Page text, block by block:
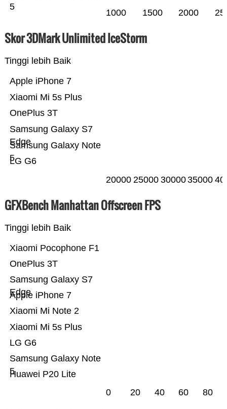
5
1000 1500 2000
Skor 3DMark Unlimited IceStorm
Tinggi lebih Baik
LG G6
Samsung Galaxy Note
5
Samsung Galaxy S7
Edge
OnePlus 3T
Xiaomi Mi 5s Plus
Apple iPhone 7
20000 25000 3000035000
GFXBench Manhattan Offscreen FPS
Tinggi lebih Baik
Huawei P20 Lite
Samsung Galaxy Note
5
LG G6
Xiaomi Mi 5s Plus
Xiaomi Mi Note 2
Apple iPhone 7
Samsung Galaxy S7
Edge
OnePlus 3T
Xiaomi Pocophone F1
0 20 40 60 80